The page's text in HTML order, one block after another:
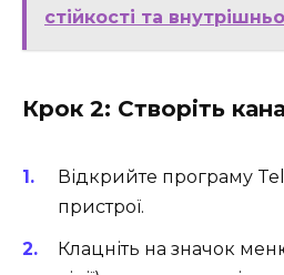
стійкості та
Крок 2: Створіть
Відкрийте програму
пристрої.
Клацніть на значок